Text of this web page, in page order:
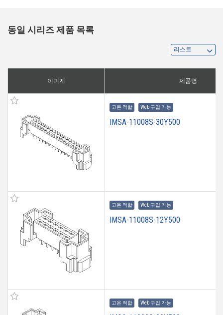
동일 시리즈 제품 목록
이미지 제품명
고온 적합 Web 구입 가능
IMSA-11008S-30Y500
고온 적합 Web 구입 가능
IMSA-11008S-12Y500
고온 적합 Web 구입 가능